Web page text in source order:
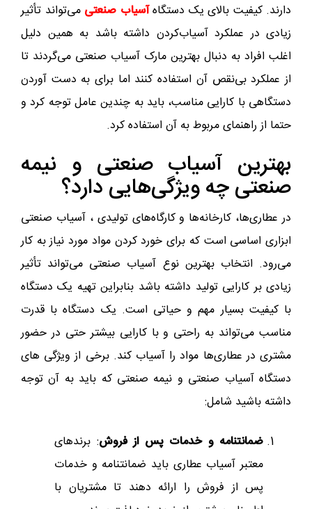
دارند. کیفیت بالای یک دستگاهآسیاب صنعتی می‌تواند تأثیر
زیادی در عملکرد آسیاب‌کردن داشته باشد به همین دلیل
اغلب افراد به دنبال بهترین مارک آسیاب صنعتی می‌گردند تا
از عملکرد بی‌نقص آن استفاده کنند اما برای به دست آوردن
دستگاهی با کارایی مناسب، باید به چندین عامل توجه کرد و
حتما از راهنمای مربوط به آن استفاده کرد.
بهترین آسیاب صنعتی و نیمه
صنعتی چه ویژگی‌هایی دارد؟
در عطاری‌ها، کارخانه‌ها و کارگاه‌های تولیدی ، آسیاب صنعتی
ابزاری اساسی است که برای خورد کردن مواد مورد نیاز به کار
می‌رود. انتخاب بهترین نوع آسیاب صنعتی می‌تواند تأثیر
زیادی بر کارایی تولید داشته باشد بنابراین تهیه یک دستگاه
با کیفیت بسیار مهم و حیاتی است. یک دستگاه با قدرت
مناسب می‌تواند به راحتی و با کارایی بیشتر حتی در حضور
مشتری در عطاری‌ها مواد را آسیاب کند. برخی از ویژگی های
دستگاه آسیاب صنعتی و نیمه صنعتی که باید به آن توجه
داشته باشید شامل:
ضمانتنامه و خدمات پس از فروش: برندهای
معتبر آسیاب عطاری باید ضمانتنامه و خدمات
پس از فروش را ارائه دهند تا مشتریان با